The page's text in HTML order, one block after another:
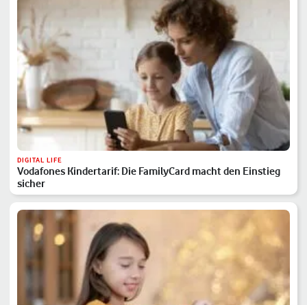
DIGITAL LIFE
Vodafones Kindertarif: Die FamilyCard macht den Einstieg
sicher